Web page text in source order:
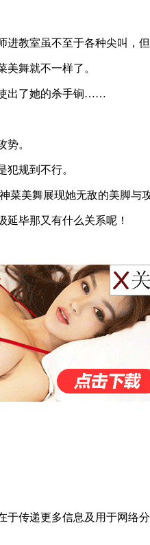
教室虽不至于各种尖叫，
舞就不一样了。
出了她的杀手锏……
。
规到不行。
毕那又有什么关系呢！
传递更多信息及用于网